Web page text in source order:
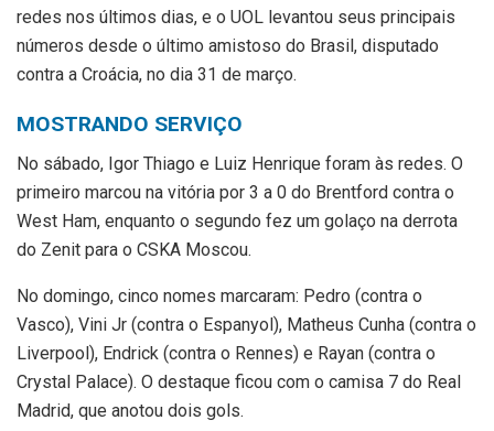
redes nos últimos dias, e o UOL levantou seus principais
números desde o último amistoso do Brasil, disputado
contra a Croácia, no dia 31 de março.
MOSTRANDO SERVIÇO
No sábado, Igor Thiago e Luiz Henrique foram às redes. O
primeiro marcou na vitória por 3 a 0 do Brentford contra o
West Ham, enquanto o segundo fez um golaço na derrota
do Zenit para o CSKA Moscou.
No domingo, cinco nomes marcaram: Pedro (contra o
Vasco), Vini Jr (contra o Espanyol), Matheus Cunha (contra o
Liverpool), Endrick (contra o Rennes) e Rayan (contra o
Crystal Palace). O destaque ficou com o camisa 7 do Real
Madrid, que anotou dois gols.